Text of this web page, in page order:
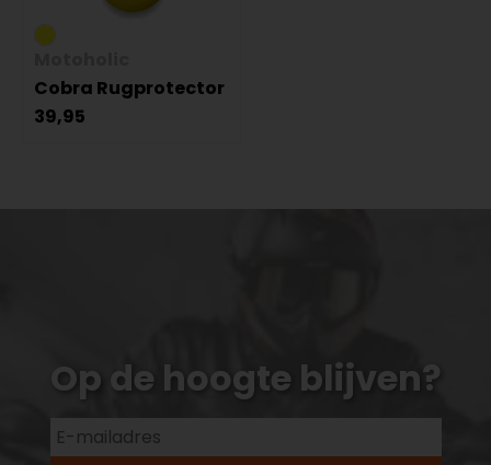
Cobra Rugprotector
39,95
Op de hoogte blijven?